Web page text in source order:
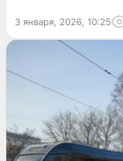
3 января, 2026, 10:25